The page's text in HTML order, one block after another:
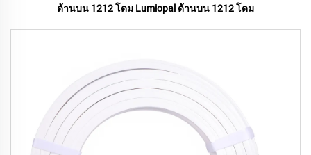
ด้านบน 1212 โดม Lumiopal ด้านบน 1212 โดม